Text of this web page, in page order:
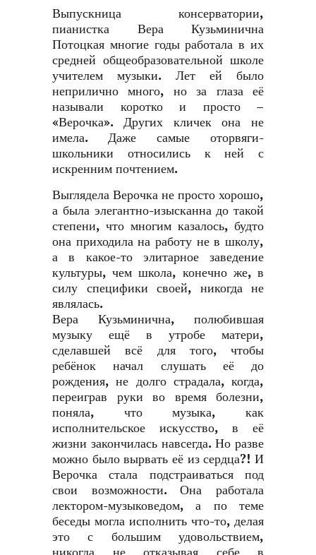
Выпускница консерватории,
пианистка Вера Кузьминична
Потоцкая многие годы работала в их
средней общеобразовательной школе
учителем музыки. Лет ей было
неприлично много, но за глаза её
называли коротко и просто –
«Верочка». Других кличек она не
имела. Даже самые оторвяги-
школьники относились к ней с
искренним почтением.
Выглядела Верочка не просто хорошо,
а была элегантно-изысканна до такой
степени, что многим казалось, будто
она приходила на работу не в школу,
а в какое-то элитарное заведение
культуры, чем школа, конечно же, в
силу специфики своей, никогда не
являлась.
Вера Кузьминична, полюбившая
музыку ещё в утробе матери,
сделавшей всё для того, чтобы
ребёнок начал слушать её до
рождения, не долго страдала, когда,
переиграв руки во время болезни,
поняла, что музыка, как
исполнительское искусство, в её
жизни закончилась навсегда. Но разве
можно было вырвать её из сердца?! И
Верочка стала подстраиваться под
свои возможности. Она работала
лектором-музыковедом, а по теме
беседы могла исполнить что-то, делая
это с большим удовольствием,